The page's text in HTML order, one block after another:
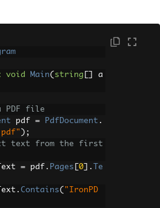
void Main( string
a
PDF file
pdf = PdfDocument .
);
text from the first
= pdf . Pages 0 ].
Te
. Contains( "IronPD